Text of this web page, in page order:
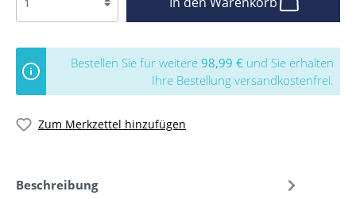
Bestellen Sie für weitere 98,99 € und Sie erhalten
Ihre Bestellung versandkostenfrei.
Zum Merkzettel hinzufügen
Beschreibung